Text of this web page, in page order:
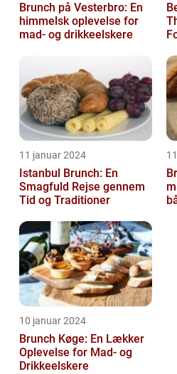
Brunch på Vesterbro: En
himmelsk oplevelse for
mad- og drikkeelskere
11 januar 2024
Istanbul Brunch: En
Smagfuld Rejse gennem
Tid og Traditioner
10 januar 2024
Brunch Køge: En Lækker
Oplevelse for Mad- og
Drikkeelskere